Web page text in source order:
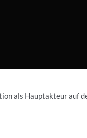
als Hauptakteur auf